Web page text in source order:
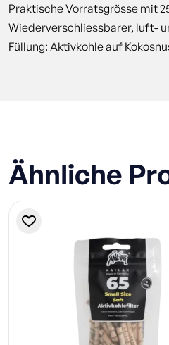
Praktische Vorratsgrösse mit
Wiederverschliessbarer, luft-
Füllung: Aktivkohle auf
Ähnliche